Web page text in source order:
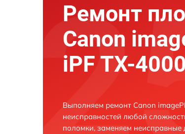
Ремонт
Canon
iPF TX-
Выполняем ремонт Canon
неисправностей любой
поломки, заменяем неисправные